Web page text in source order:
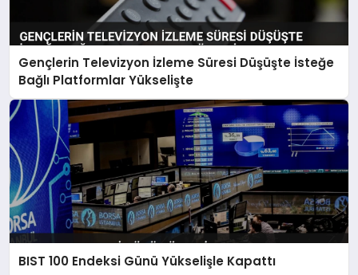
Gençlerin Televizyon İzleme Süresi Düşüşte İsteğe
Bağlı Platformlar Yükselişte
BIST 100 Endeksi Günü Yükselişle Kapattı